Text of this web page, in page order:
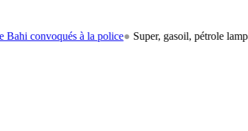
à la police ● Super, gasoil, pétrole lampant: